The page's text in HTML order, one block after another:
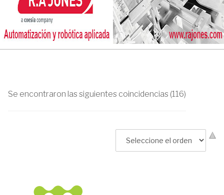
Se encontraron las siguientes coincidencias (116)